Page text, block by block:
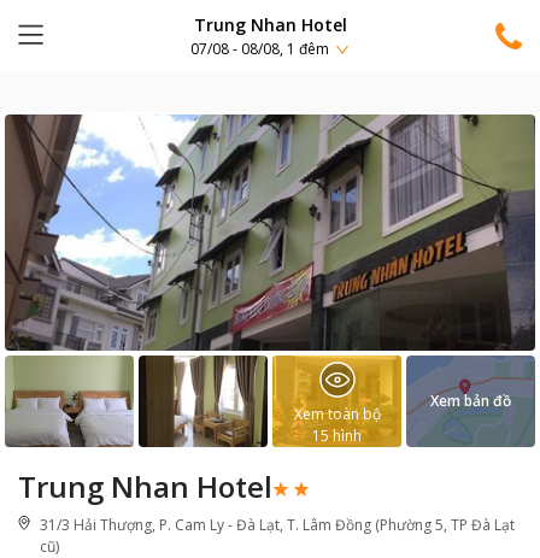
Trung Nhan Hotel
07/08 - 08/08, 1 đêm
Trung Nhan Hotel
31/3 Hải Thượng, P. Cam Ly - Đà Lạt, T. Lâm Đồng (Phường 5, TP Đà Lạt
cũ)
Xem toàn bộ
15 hình
Xem bản đồ